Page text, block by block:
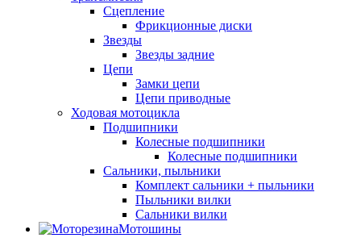
Cцепление
Фрикционные диски
Звезды
Звезды задние
Цепи
Замки цепи
Цепи приводные
Ходовая мотоцикла
Подшипники
Колесные подшипники
Колесные подшипники
Сальники, пыльники
Комплект сальники + пыльники
Пыльники вилки
Сальники вилки
Мотошины